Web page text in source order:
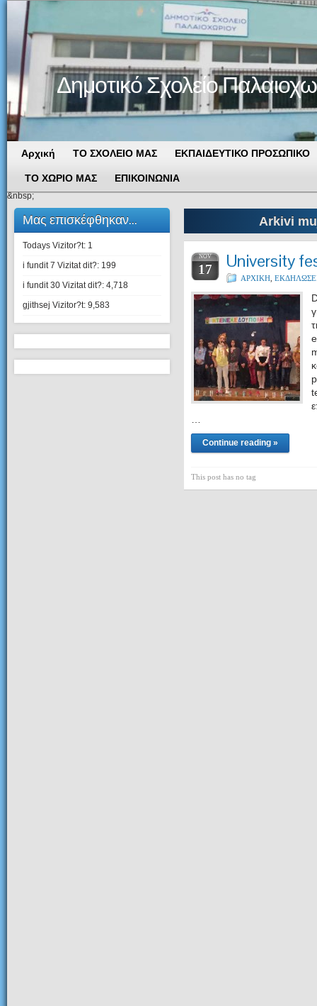
Δημοτικό Σχολείο
Αρχική ΤΟ ΣΧΟΛΕΙΟ ΜΑΣ ΕΚΠΑΙΔΕΥΤΙΚΟ ΠΡΟΣΩΠΙΚΟ
ΤΟ ΧΩΡΙΟ ΜΑΣ ΕΠΙΚΟΙΝΩΝΙΑ
&nbsp;
Μας επισκέφθηκαν...
Todays Vizitor?t: 1
i fundit 7 Vizitat dit?: 199
i fundit 30 Vizitat dit?: 4,718
gjithsej Vizitor?t: 9,583
Arkivi
NOV
17 University
ΑΡΧΙΚΗ
…
Continue reading »
This post has no tag